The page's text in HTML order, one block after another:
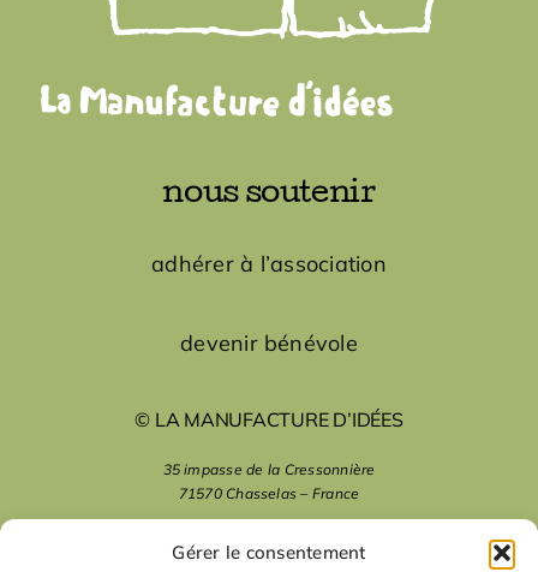
Gérer le consentement
nous soutenir
adhérer à l’association
devenir bénévole
© LA MANUFACTURE D’IDÉES
35 impasse de la Cressonnière
71570 Chasselas – France
mentions légales